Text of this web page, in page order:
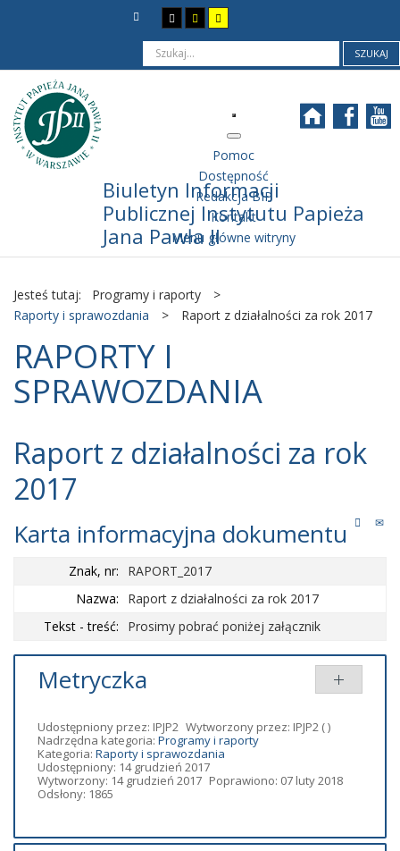
SZUKAJ
Biuletyn Informacji
Publicznej Instytutu Papieża
Jana Pawła II
Pomoc
Dostępność
Redakcja BIP
Kontakt
Menu główne witryny
Jesteś tutaj: Programy i raporty
>
Raporty i sprawozdania
> Raport z działalności za rok 2017
RAPORTY I
SPRAWOZDANIA
Raport z działalności za rok
2017
Karta informacyjna dokumentu
Znak, nr:
RAPORT_2017
Nazwa:
Raport z działalności za rok 2017
Tekst - treść:
Prosimy pobrać poniżej załącznik
Metryczka
Udostępniony przez: IPJP2 Wytworzony przez: IPJP2 ( )
Nadrzędna kategoria: Programy i raporty
Kategoria: Raporty i sprawozdania
Udostępniony: 14 grudzień 2017
Wytworzony: 14 grudzień 2017 Poprawiono: 07 luty 2018
Odsłony: 1865